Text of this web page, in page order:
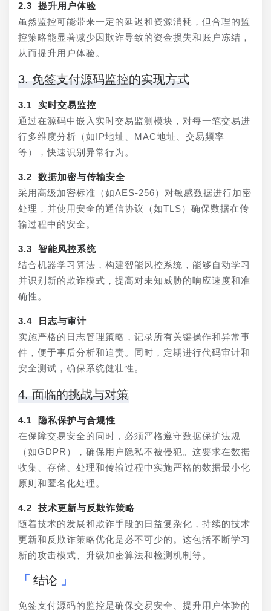
2.3 提升用户体验
虽然监控可能带来一定的延迟和资源消耗，但合理的监
控策略能显著减少因欺诈导致的资金损失和账户冻结，
从而提升用户体验。
3. 免签支付源码监控的实现方式
3.1 实时交易监控
通过在源码中嵌入实时交易监测模块，对每一笔交易进
行多维度分析（如IP地址、MAC地址、交易频率
等），快速识别异常行为。
3.2 数据加密与传输安全
采用高级加密标准（如AES-256）对敏感数据进行加密
处理，并使用安全的通信协议（如TLS）确保数据在传
输过程中的安全。
3.3 智能风控系统
结合机器学习算法，构建智能风控系统，能够自动学习
并识别新的欺诈模式，提高对未知威胁的响应速度和准
确性。
3.4 日志与审计
实施严格的日志管理策略，记录所有关键操作和异常事
件，便于事后分析和追责。同时，定期进行代码审计和
安全测试，确保系统健壮性。
4. 面临的挑战与对策
4.1 隐私保护与合规性
在保障交易安全的同时，必须严格遵守数据保护法规
（如GDPR），确保用户隐私不被侵犯。这要求在数据
收集、存储、处理和传输过程中实施严格的数据最小化
原则和匿名化处理。
4.2 技术更新与反欺诈策略
随着技术的发展和欺诈手段的日益复杂化，持续的技术
更新和反欺诈策略优化是必不可少的。这包括不断学习
新的攻击模式、升级加密算法和检测机制等。
结论
免签支付源码的监控是确保交易安全、提升用户体验的